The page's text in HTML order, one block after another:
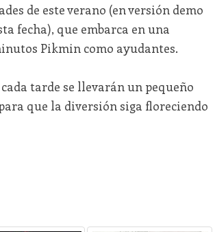
de este verano (en versión demo
fecha), que embarca en una
Pikmin como ayudantes.
tarde se llevarán un pequeño
que la diversión siga floreciendo